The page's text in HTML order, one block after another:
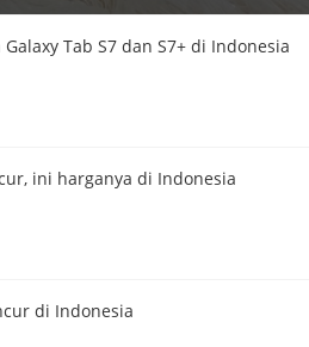
Tab S7 dan S7+ di Indonesia
ini harganya di Indonesia
di Indonesia